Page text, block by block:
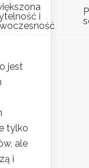
i
jest
tylko
ale
i